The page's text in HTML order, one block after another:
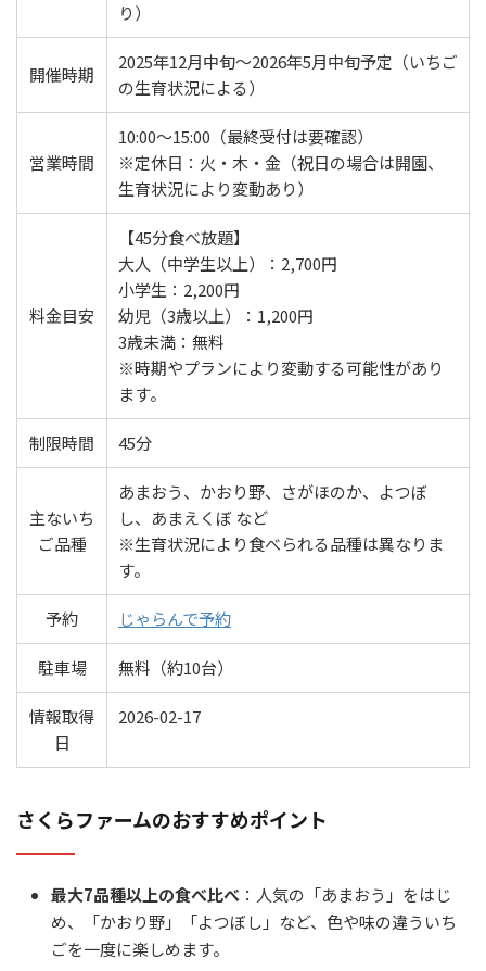
り）
開催時期
2025年12月中旬～2026年5月中旬予定（いちご
の生育状況による）
営業時間
10:00～15:00（最終受付は要確認）
※定休日：火・木・金（祝日の場合は開園、
生育状況により変動あり）
料金目安
【45分食べ放題】
大人（中学生以上）：2,700円
小学生：2,200円
幼児（3歳以上）：1,200円
3歳未満：無料
※時期やプランにより変動する可能性があり
ます。
制限時間 45分
主ないち
ご品種
あまおう、かおり野、さがほのか、よつぼ
し、あまえくぼ など
※生育状況により食べられる品種は異なりま
す。
予約 じゃらんで予約
駐車場 無料（約10台）
情報取得
日
2026-02-17
さくらファームのおすすめポイント
最大7品種以上の食べ比べ ：人気の「あまおう」をはじ
め、「かおり野」「よつぼし」など、色や味の違ういち
ごを一度に楽しめます。